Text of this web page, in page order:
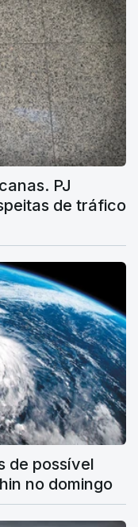
PJ
de tráfico
de possível
no domingo